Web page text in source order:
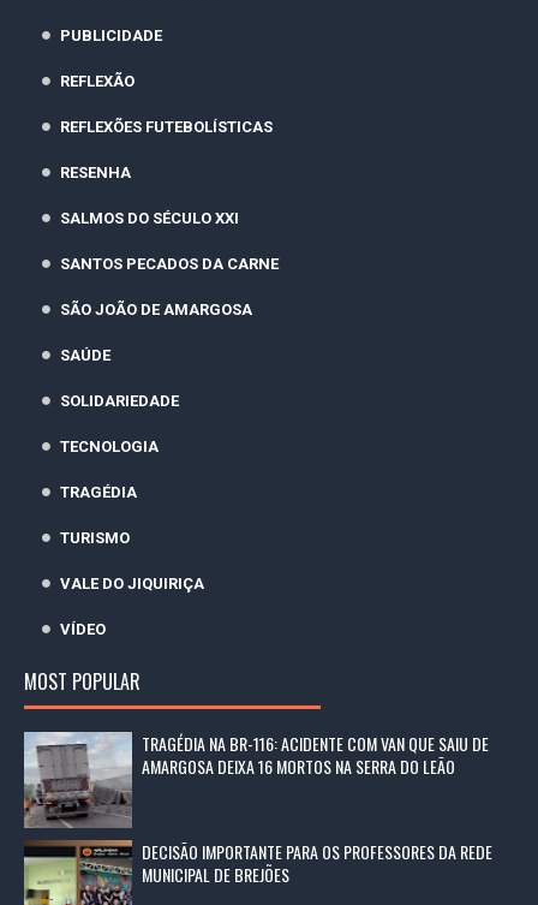
PUBLICIDADE
REFLEXÃO
REFLEXÕES FUTEBOLÍSTICAS
RESENHA
SALMOS DO SÉCULO XXI
SANTOS PECADOS DA CARNE
SÃO JOÃO DE AMARGOSA
SAÚDE
SOLIDARIEDADE
TECNOLOGIA
TRAGÉDIA
TURISMO
VALE DO JIQUIRIÇA
VÍDEO
MOST POPULAR
TRAGÉDIA NA BR-116: ACIDENTE COM VAN QUE SAIU DE
AMARGOSA DEIXA 16 MORTOS NA SERRA DO LEÃO
DECISÃO IMPORTANTE PARA OS PROFESSORES DA REDE
MUNICIPAL DE BREJÕES